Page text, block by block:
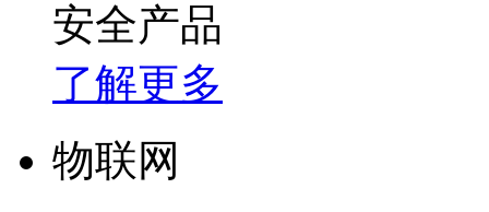
安全产品
了解更多
物联网